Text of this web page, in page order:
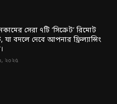
সেরা ৭টি ‘সিক্রেট’ রিমোট
বদলে দেবে আপনার ফ্রিল্যান্সিং
২০২৫